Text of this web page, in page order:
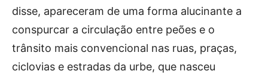
disse, apareceram de uma forma alucinante a
conspurcar a circulação entre peões e o
trânsito mais convencional nas ruas, praças,
ciclovias e estradas da urbe, que nasceu